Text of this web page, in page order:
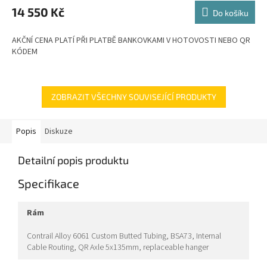
A
14 550 Kč Do košíku
AKČNÍ CENA PLATÍ PŘI PLATBĚ BANKOVKAMI V HOTOVOSTI NEBO QR
KÓDEM
ZOBRAZIT VŠECHNY SOUVISEJÍCÍ PRODUKTY
Popis Diskuze
Detailní popis produktu
Specifikace
rám
Contrail Alloy 6061 Custom Butted Tubing, BSA73, Internal
Cable Routing, QR Axle 5x135mm, replaceable hanger